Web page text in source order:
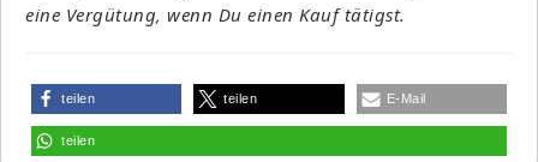
eine Vergütung, wenn Du einen Kauf tätigst.
teilen teilen E-Mail
teilen